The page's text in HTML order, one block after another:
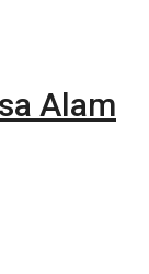
Alam